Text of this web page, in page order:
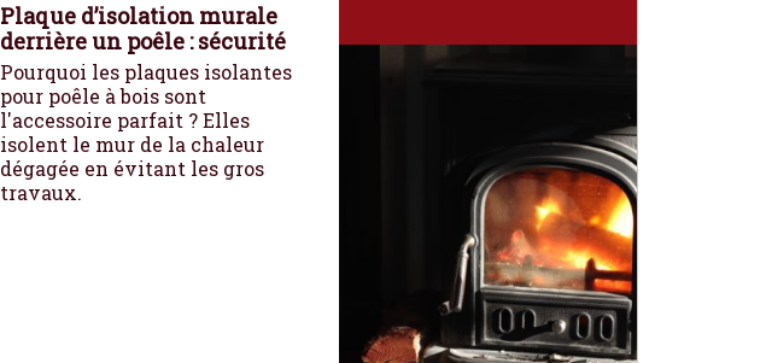
Plaque d’isolation murale
derrière un poêle : sécurité
Pourquoi les plaques isolantes
pour poêle à bois sont
l'accessoire parfait ? Elles
isolent le mur de la chaleur
dégagée en évitant les gros
travaux.